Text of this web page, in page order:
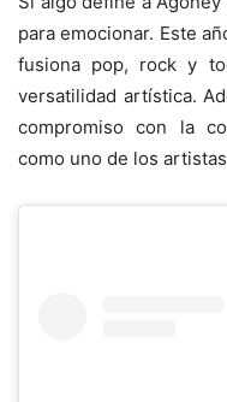
para emocionar. Este
fusiona pop, rock y
versatilidad artística.
compromiso con la
como uno de los